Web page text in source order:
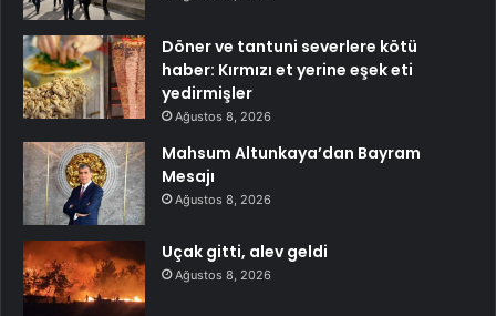
Döner ve tantuni severlere kötü
haber: Kırmızı et yerine eşek eti
yedirmişler
Ağustos 8, 2026
Mahsum Altunkaya’dan Bayram
Mesajı
Ağustos 8, 2026
Uçak gitti, alev geldi
Ağustos 8, 2026